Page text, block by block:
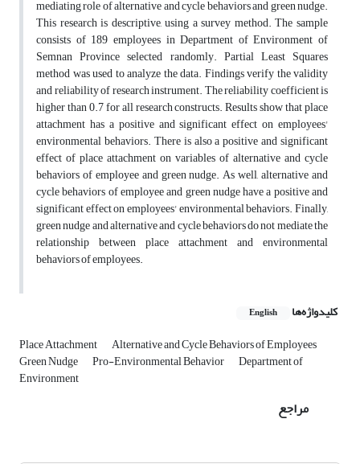
mediating role of alternative and cycle behaviors and green nudge.
This research is descriptive, using a survey method. The sample
consists of 189 employees in Department of Environment of
Semnan Province selected randomly. Partial Least Squares
method was used to analyze the data. Findings verify the validity
and reliability of research instrument. The reliability coefficient is
higher than 0.7 for all research constructs. Results show that place
attachment has a positive and significant effect on employees'
environmental behaviors. There is also a positive and significant
effect of place attachment on variables of alternative and cycle
behaviors of employee and green nudge. As well, alternative and
cycle behaviors of employee and green nudge have a positive and
significant effect on employees' environmental behaviors. Finally,
green nudge and alternative and cycle behaviors do not mediate the
relationship between place attachment and environmental
behaviors of employees.
کلیدواژه‌ها English
Place Attachment Alternative and Cycle Behaviors of Employees
Green Nudge Pro-Environmental Behavior Department of
Environment
مراجع